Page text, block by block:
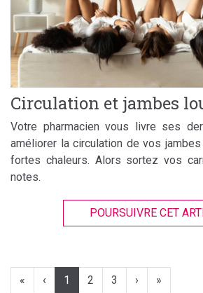
Circulation et jambes
Votre pharmacien vous livre ses
améliorer la circulation de vos
fortes chaleurs. Alors sortez vos
notes.
POURSUIVRE CET
« ‹ 1 2 3 › »